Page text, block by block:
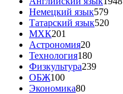
Немецкий язык579
Татарский язык520
МХК201
Астрономия20
Технология180
Физкультура239
ОБЖ100
Экономика80